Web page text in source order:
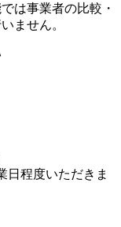
は事業者の比較・
ません。
日程度いただきま